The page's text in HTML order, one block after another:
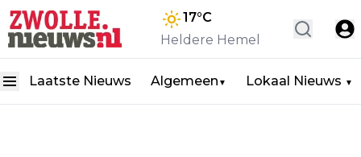
17°C
Heldere Hemel
Laatste Nieuws Algemeen ▼ Lokaal Nieuws ▼